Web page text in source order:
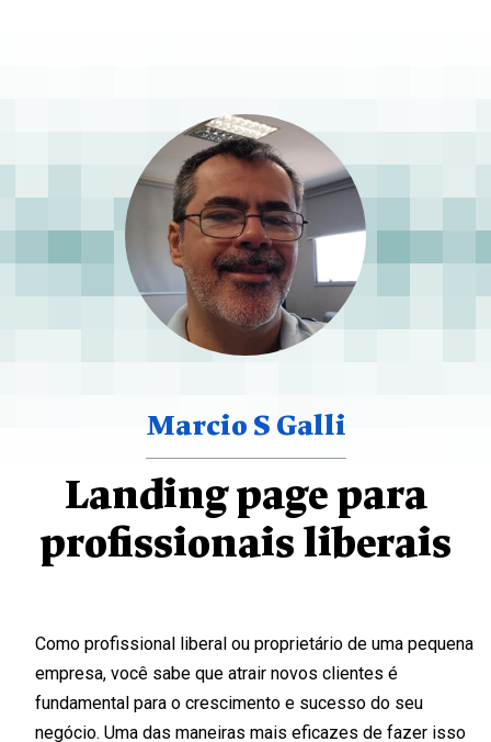
Marcio S Galli
Landing page para
profissionais liberais
Como profissional liberal ou proprietário de uma pequena
empresa, você sabe que atrair novos clientes é
fundamental para o crescimento e sucesso do seu
negócio. Uma das maneiras mais eficazes de fazer isso